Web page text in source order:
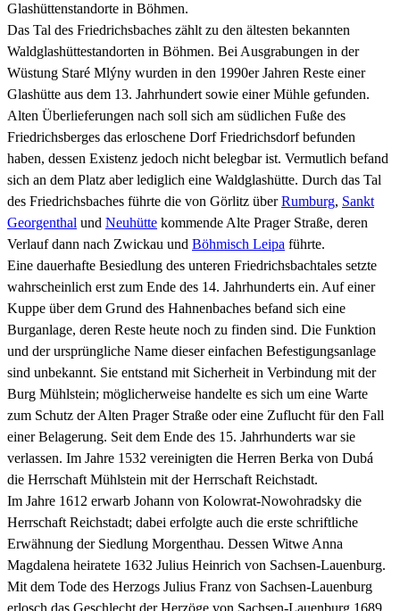
Glashüttenstandorte in Böhmen.
Das Tal des Friedrichsbaches zählt zu den ältesten bekannten
Waldglashüttestandorten in Böhmen. Bei Ausgrabungen in der
Wüstung Staré Mlýny wurden in den 1990er Jahren Reste einer
Glashütte aus dem 13. Jahrhundert sowie einer Mühle gefunden.
Alten Überlieferungen nach soll sich am südlichen Fuße des
Friedrichsberges das erloschene Dorf Friedrichsdorf befunden
haben, dessen Existenz jedoch nicht belegbar ist. Vermutlich befand
sich an dem Platz aber lediglich eine Waldglashütte. Durch das Tal
des Friedrichsbaches führte die von Görlitz überRumburg, Sankt
Georgenthal und Neuhütte kommende Alte Prager Straße, deren
Verlauf dann nach Zwickau und Böhmisch Leipa führte.
Eine dauerhafte Besiedlung des unteren Friedrichsbachtales setzte
wahrscheinlich erst zum Ende des 14. Jahrhunderts ein. Auf einer
Kuppe über dem Grund des Hahnenbaches befand sich eine
Burganlage, deren Reste heute noch zu finden sind. Die Funktion
und der ursprüngliche Name dieser einfachen Befestigungsanlage
sind unbekannt. Sie entstand mit Sicherheit in Verbindung mit der
Burg Mühlstein; möglicherweise handelte es sich um eine Warte
zum Schutz der Alten Prager Straße oder eine Zuflucht für den Fall
einer Belagerung. Seit dem Ende des 15. Jahrhunderts war sie
verlassen. Im Jahre 1532 vereinigten die Herren Berka von Dubá
die Herrschaft Mühlstein mit der Herrschaft Reichstadt.
Im Jahre 1612 erwarb Johann von Kolowrat-Nowohradsky die
Herrschaft Reichstadt; dabei erfolgte auch die erste schriftliche
Erwähnung der Siedlung Morgenthau. Dessen Witwe Anna
Magdalena heiratete 1632 Julius Heinrich von Sachsen-Lauenburg.
Mit dem Tode des Herzogs Julius Franz von Sachsen-Lauenburg